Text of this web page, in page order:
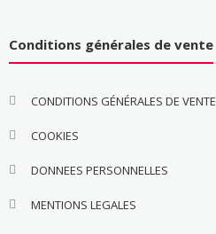
Conditions générales de vente
CONDITIONS GÉNÉRALES DE VENTE
COOKIES
DONNEES PERSONNELLES
MENTIONS LEGALES